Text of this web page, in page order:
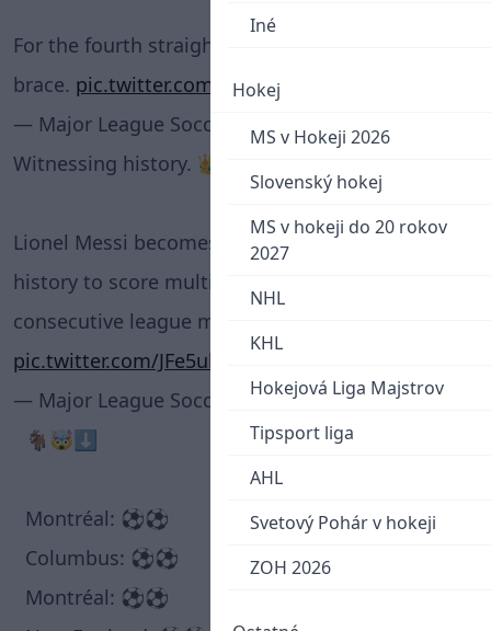
Iné
Hokej
MS v Hokeji 2026
Slovenský hokej
MS v hokeji do 20 rokov
2027
NHL
KHL
Hokejová Liga Majstrov
Tipsport liga
AHL
Svetový Pohár v hokeji
ZOH 2026
For the fourth straight MLS game, Messi has a
brace. pic.twitter.com/D3Lyt82sd4
— Major League Soccer (@MLS) July 10, 2025
Witnessing history. 👑
Lionel Messi becomes the first player in league
history to score multiple goals in four
consecutive league matches.
pic.twitter.com/JFe5uk67fq
— Major League Soccer (@MLS)July 10, 2025
🐐🤯⬇️
Montréal: ⚽⚽
Columbus: ⚽⚽
Montréal: ⚽⚽